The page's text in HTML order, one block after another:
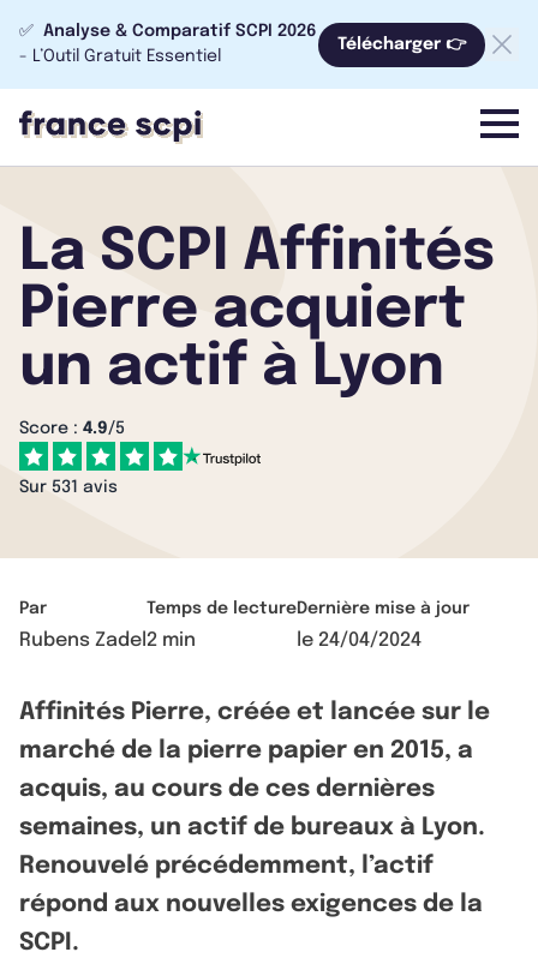
✅ Analyse & Comparatif SCPI 2026
- L’Outil Gratuit Essentiel
Télécharger 👉
menu
La SCPI Affinités
Pierre acquiert
un actif à Lyon
Score : 4.9/5
Sur 531 avis
Par
Rubens Zadel
Temps de lecture
2 min
Dernière mise à jour
le 24/04/2024
Affinités Pierre, créée et lancée sur le
marché de la pierre papier en 2015, a
acquis, au cours de ces dernières
semaines, un actif de bureaux à Lyon.
Renouvelé précédemment, l’actif
répond aux nouvelles exigences de la
SCPI.